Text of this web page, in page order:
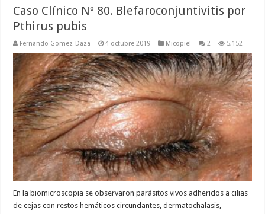
Caso Clínico Nº 80. Blefaroconjuntivitis por
Pthirus pubis
Fernando Gomez-Daza 4 octubre 2019 Micopiel 2 5,152
En la biomicroscopia se observaron parásitos vivos adheridos a cilias
de cejas con restos hemáticos circundantes, dermatochalasis,